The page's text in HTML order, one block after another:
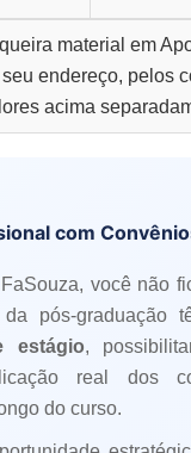
material em
endereço, pelos
acima
com
você não
pós-graduação
estágio,
real dos
do curso.